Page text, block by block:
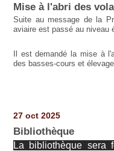
Mise à l'abri des
Suite au message de la
aviaire est passé au niveau
Il est demandé la mise à
des basses-cours et
27 oct 2025
Bibliothèque
La bibliothèque sera